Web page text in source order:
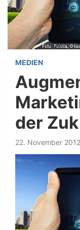
MEDIEN
der
22. November 2012